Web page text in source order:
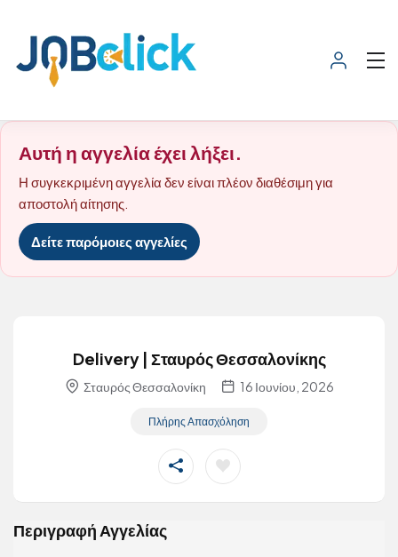
Αυτή η αγγελία έχει λήξει.
Η συγκεκριμένη αγγελία δεν είναι πλέον διαθέσιμη για
αποστολή αίτησης.
Δείτε παρόμοιες αγγελίες
Delivery | Σταυρός Θεσσαλονίκης
Σταυρός Θεσσαλονίκη 16 Ιουνίου, 2026
Πλήρης Απασχόληση
Περιγραφή Αγγελίας